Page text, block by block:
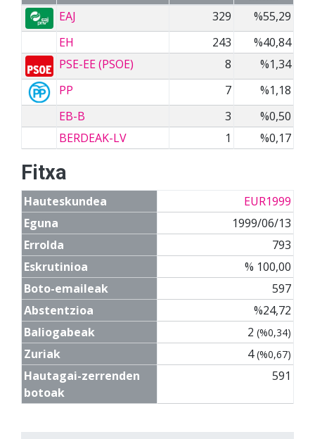
EAJ
329
%55,29
EH
243
%40,84
PSE-EE (PSOE)
8
%1,34
PP
7
%1,18
EB-B
3
%0,50
BERDEAK-LV
1 %0,17
Fitxa
Hauteskundea
EUR1999
Eguna
1999/06/13
Errolda
793
Eskrutinioa
% 100,00
Boto-emaileak
597
Abstentzioa
%24,72
Baliogabeak
2 (%0,34)
Zuriak 4(%0,67)
Hautagai-zerrenden
botoak
591